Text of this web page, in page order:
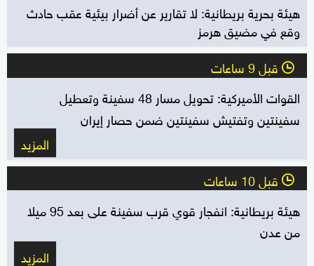
هيئة بحرية بريطانية: لا تقارير عن أضرار بيئية عقب حادث
وقع في مضيق هرمز
l قبل 9 ساعات
القوات الأميركية: تحويل مسار 48 سفينة وتعطيل
سفينتين وتفتيش سفينتين ضمن حصار إيران
المزيد
l قبل 10 ساعات
هيئة بريطانية: انفجار قوي قرب سفينة على بعد 95 ميلا
من عدن
المزيد